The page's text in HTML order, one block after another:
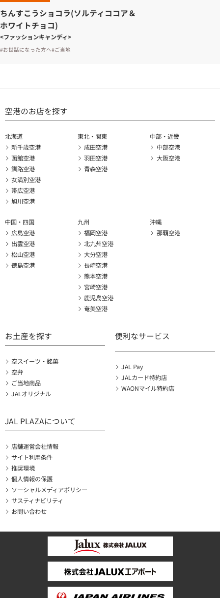
ちんすこうショコラ(ソルティココア＆
ホワイトチョコ)
<ファッションキャンディ>
#お世話になった方へ#ご当地
空港のお店を探す
北海道
新千歳空港
函館空港
釧路空港
女満別空港
帯広空港
旭川空港
東北・関東
成田空港
羽田空港
青森空港
中部・近畿
中部空港
大阪空港
中国・四国
広島空港
出雲空港
松山空港
徳島空港
九州
福岡空港
北九州空港
大分空港
長崎空港
熊本空港
宮崎空港
鹿児島空港
奄美空港
沖縄
那覇空港
お土産を探す
空スイーツ・銘菓
空弁
ご当地商品
JALオリジナル
便利なサービス
JAL Pay
JALカード特約店
WAONマイル特約店
JAL PLAZAについて
店舗運営会社情報
サイト利用条件
推奨環境
個人情報の保護
ソーシャルメディアポリシー
サスティナビリティ
お問い合わせ